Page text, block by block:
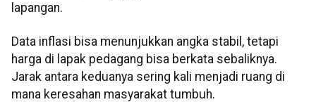
lapangan.
Data inflasi bisa menunjukkan angka stabil, tetapi
harga di lapak pedagang bisa berkata sebaliknya.
Jarak antara keduanya sering kali menjadi ruang di
mana keresahan masyarakat tumbuh.